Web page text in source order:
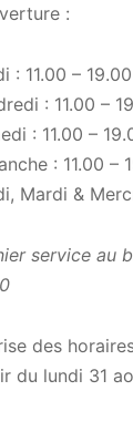
:
: 11.00 – 19.00
: 11.00 –
: 11.00 –
: 11.00 –
Mardi &
service au
des
du lundi 31